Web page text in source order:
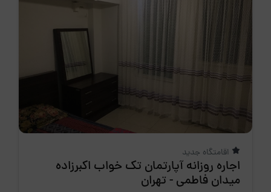
اقامتگاه جدید
اجاره روزانه آپارتمان تک خواب اکبرزاده
میدان فاطمی - تهران